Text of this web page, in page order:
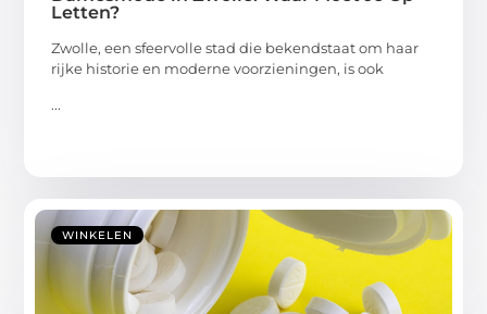
Letten?
Zwolle, een sfeervolle stad die bekendstaat om haar
rijke historie en moderne voorzieningen, is ook
...
WINKELEN